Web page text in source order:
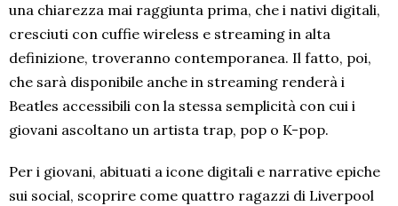
una chiarezza mai raggiunta prima, che i nativi digitali,
cresciuti con cuffie wireless e streaming in alta
definizione, troveranno contemporanea. Il fatto, poi,
che sarà disponibile anche in streaming renderà i
Beatles accessibili con la stessa semplicità con cui i
giovani ascoltano un artista trap, pop o K-pop.
Per i giovani, abituati a icone digitali e narrative epiche
sui social, scoprire come quattro ragazzi di Liverpool